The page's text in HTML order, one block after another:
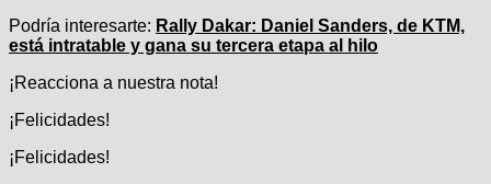
Podría interesarte: Rally Dakar: Daniel Sanders, de KTM,
está intratable y gana su tercera etapa al hilo
¡Reacciona a nuestra nota!
¡Felicidades!
¡Felicidades!